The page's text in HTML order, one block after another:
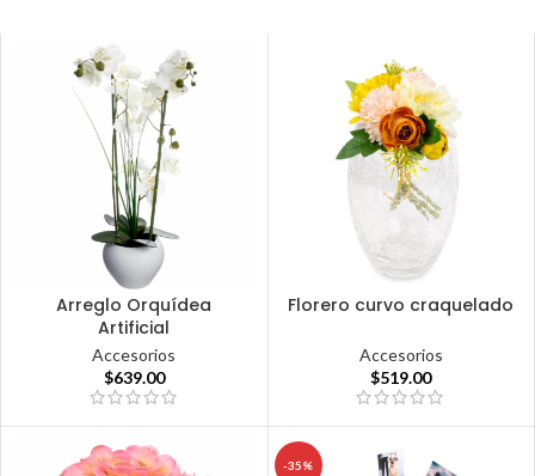
Arreglo Orquídea
Artificial
Accesorios
$639.00
Florero curvo craquelado
Accesorios
$519.00
-35%